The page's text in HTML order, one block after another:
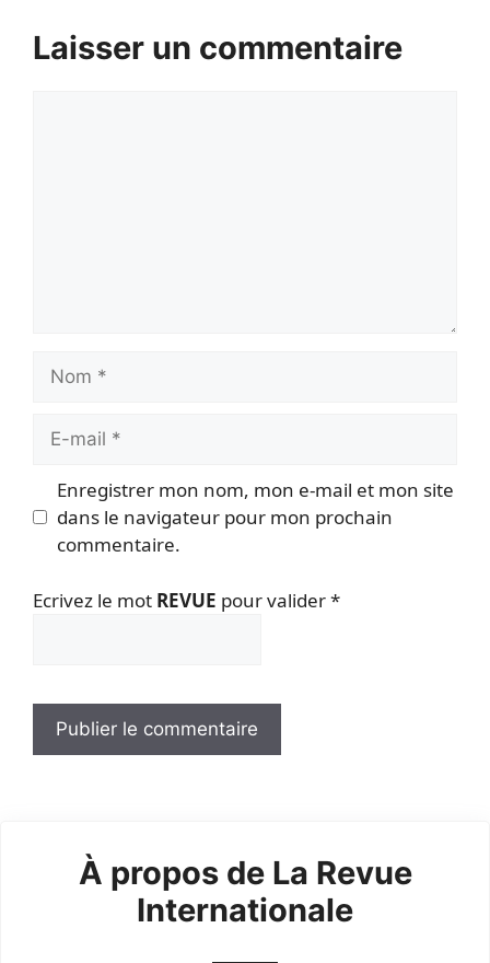
Laisser un commentaire
Nom
Enregistrer mon nom, mon e-mail et mon site
dans le navigateur pour mon prochain
commentaire.
Ecrivez le mot REVUE pour valider*
À propos de La Revue
Internationale